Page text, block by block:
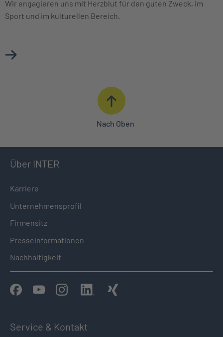
Wir engagieren uns mit Herzblut für den guten Zweck, im
Sport und im kulturellen Bereich.
Mehr über Engagements erfahren
Nach Oben
Über INTER
Karriere
Unternehmensprofil
Firmensitz
Presseinformationen
Nachhaltigkeit
Service & Kontakt